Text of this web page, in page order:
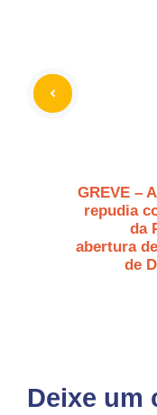
GREVE –
repudia
da
abertura
de
Deixe um